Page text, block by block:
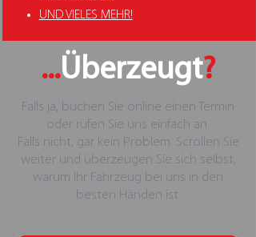
UND VIELES MEHR!
...Überzeugt?
Falls ja, buchen Sie online einen Termin
oder rufen Sie uns einfach an.
Falls nicht, gar kein Problem. Scrollen Sie
weiter und überzeugen Sie sich selbst,
warum Ihr Fahrzeug bei uns in den
besten Händen ist.